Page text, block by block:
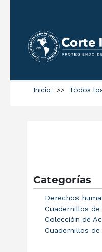
Inicio >> Todos
Categorías
Derechos
Cuadernillos
Colección de
Cuadernillos